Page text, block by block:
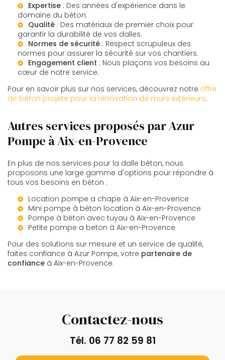
Expertise : Des années d'expérience dans le
domaine du béton.
Qualité : Des matériaux de premier choix pour
garantir la durabilité de vos dalles.
Normes de sécurité : Respect scrupuleux des
normes pour assurer la sécurité sur vos chantiers.
Engagement client : Nous plaçons vos besoins au
cœur de notre service.
Pour en savoir plus sur nos services, découvrez notre offre
de béton projeté pour la rénovation de murs extérieurs.
Autres services proposés par Azur
Pompe à Aix-en-Provence
En plus de nos services pour la dalle béton, nous
proposons une large gamme d'options pour répondre à
tous vos besoins en béton :
Location pompe a chape à Aix-en-Provence
Mini pompe à béton location à Aix-en-Provence
Pompe à béton avec tuyau à Aix-en-Provence
Petite pompe a beton à Aix-en-Provence
Pour des solutions sur mesure et un service de qualité,
faites confiance à Azur Pompe, votre partenaire de
confiance à Aix-en-Provence.
Contactez-nous
Tél. 06 77 82 59 81